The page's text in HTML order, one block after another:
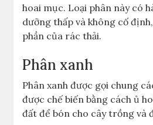
hoai mục. Loại phân này có
dưỡng thấp và không cố
phần của rác thải.
Phân xanh
Phân xanh được gọi chung
được chế biến bằng cách ủ
đất để bón cho cây trồng và